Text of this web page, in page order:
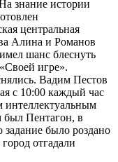
знание истории
центральная
Алина и Романов
шанс блеснуть
игре».
Вадим Пестов
с 10:00 каждый час
интеллектуальным
был Пентагон, в
задание было роздано
отгадали